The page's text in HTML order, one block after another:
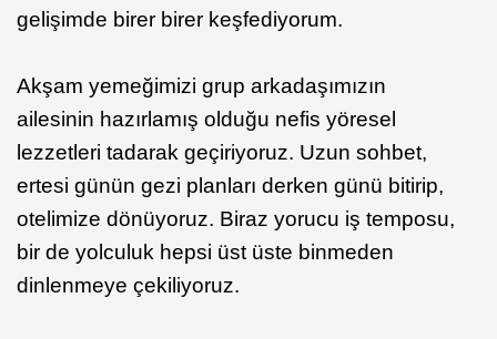
gelişimde birer birer keşfediyorum.
Akşam yemeğimizi grup arkadaşımızın
ailesinin hazırlamış olduğu nefis yöresel
lezzetleri tadarak geçiriyoruz. Uzun sohbet,
ertesi günün gezi planları derken günü bitirip,
otelimize dönüyoruz. Biraz yorucu iş temposu,
bir de yolculuk hepsi üst üste binmeden
dinlenmeye çekiliyoruz.